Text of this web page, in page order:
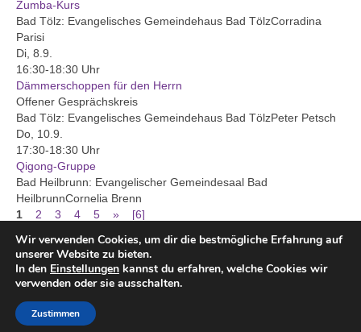
AK Fair kaufen
Asyl im Oberland
Alleinerziehende
Dämmerschoppen für Herren
Trauercafé
Nachmittag der Begegnung
Predigttextgespräch
Kindertagesstätten
Zumba-Kurs
Bad Tölz: Evangelisches Gemeindehaus Bad TölzCorradina
Parisi
Di, 8.9.
16:30-18:30 Uhr
Dämmerschoppen für den Herrn
Offener Gesprächskreis
Bad Tölz: Evangelisches Gemeindehaus Bad TölzPeter Petsch
Do, 10.9.
17:30-18:30 Uhr
Qigong-Gruppe
Bad Heilbrunn: Evangelischer Gemeindesaal Bad
HeilbrunnCornelia Brenn
1
2 3 4 5 » [6]
© 2026 Evang. Luth. Kirchengemeinde Bad Tölz
Wir verwenden Cookies, um dir die bestmögliche Erfahrung auf
unserer Website zu bieten.
In den Einstellungen kannst du erfahren, welche Cookies wir
verwenden oder sie ausschalten.
Zustimmen